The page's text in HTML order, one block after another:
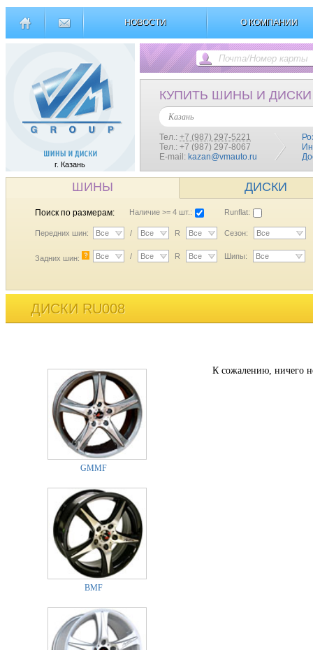
НОВОСТИ О КОМПАНИИ
г. Казань
КУПИТЬ ШИНЫ И ДИСКИ
Казань
Тел.: +7 (987) 297-5221
Тел.: +7 (987) 297-8067
E-mail: kazan@vmauto.ru
ШИНЫ ДИСКИ
Поиск по размерам: Наличие >= 4 шт.: Runflat:
Передних шин: Все / Все R Все Сезон: Все
Задних шин: ? Все / Все R Все Шипы: Все
ДИСКИ RU008
GMMF
BMF
К сожалению, ничего